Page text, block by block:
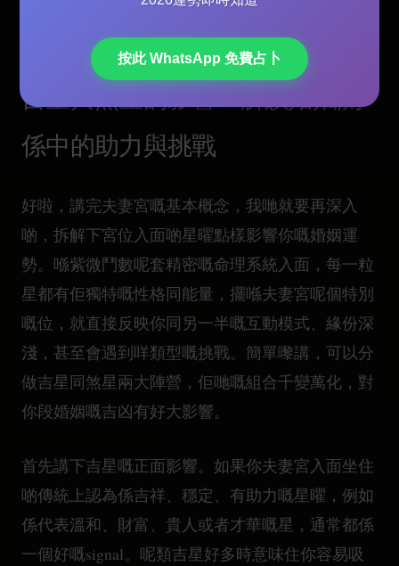
吉星與煞星的影響：解讀婚姻關
係中的助力與挑戰
好啦，講完夫妻宮嘅基本概念，我哋就要再深入
啲，拆解下宮位入面啲星曜點樣影響你嘅婚姻運
勢。喺紫微鬥數呢套精密嘅命理系統入面，每一粒
星都有佢獨特嘅性格同能量，擺喺夫妻宮呢個特別
嘅位，就直接反映你同另一半嘅互動模式、緣份深
淺，甚至會遇到咩類型嘅挑戰。簡單嚟講，可以分
做吉星同煞星兩大陣營，佢哋嘅組合千變萬化，對
你段婚姻嘅吉凶有好大影響。
首先講下吉星嘅正面影響。如果你夫妻宮入面坐住
啲傳統上認為係吉祥、穩定、有助力嘅星曜，例如
係代表溫和、財富、貴人或者才華嘅星，通常都係
一個好嘅signal。呢類吉星好多時意味住你容易吸
按此 WhatsApp 免費占卜